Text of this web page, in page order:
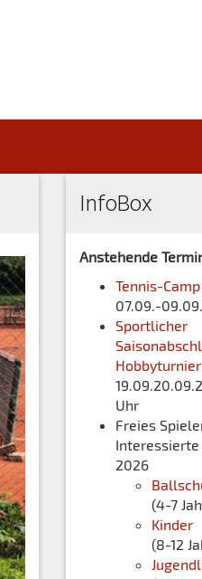
InfoBox
Anstehende
Tennis-
07.09.-
Sportlicher
Hobbyturnier
Uhr
Freies
Interessierte
2026
(4-7
Kinder
(8-12